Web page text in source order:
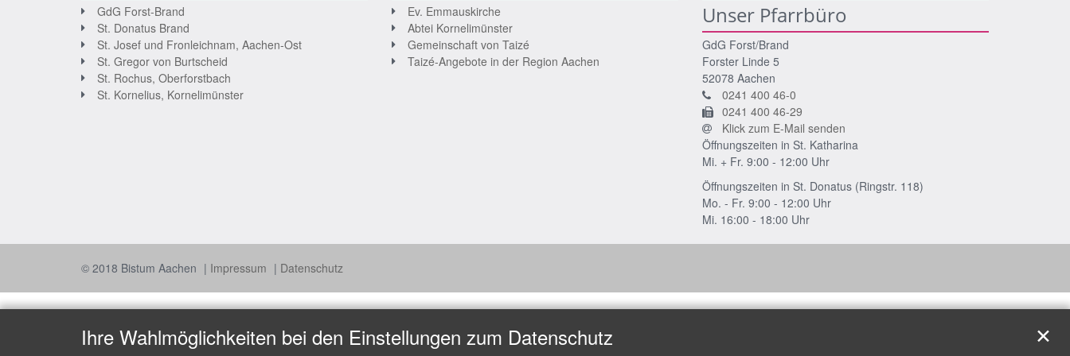
GdG Forst-Brand
St. Donatus Brand
St. Josef und Fronleichnam, Aachen-Ost
St. Gregor von Burtscheid
St. Rochus, Oberforstbach
St. Kornelius, Kornelimünster
Ev. Emmauskirche
Abtei Kornelimünster
Gemeinschaft von Taizé
Taizé-Angebote in der Region Aachen
Unser Pfarrbüro
GdG Forst/Brand
Forster Linde 5
52078 Aachen
0241 400 46-0
0241 400 46-29
Klick zum E-Mail senden
Öffnungszeiten in St. Katharina
Mi. + Fr. 9:00 - 12:00 Uhr
Öffnungszeiten in St. Donatus (Ringstr. 118)
Mo. - Fr. 9:00 - 12:00 Uhr
Mi. 16:00 - 18:00 Uhr
© 2018 Bistum Aachen Impressum Datenschutz
Ihre Wahlmöglichkeiten bei den Einstellungen zum Datenschutz ✕